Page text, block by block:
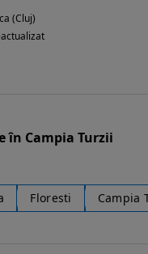
(Cluj)
în Campia Turzii
Floresti Campia